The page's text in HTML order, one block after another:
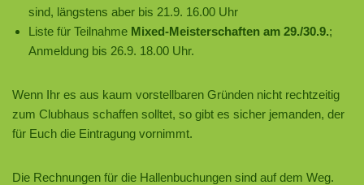
sind, längstens aber bis 21.9. 16.00 Uhr
Liste für Teilnahme Mixed-Meisterschaften am 29./30.9.;
Anmeldung bis 26.9. 18.00 Uhr.
Wenn Ihr es aus kaum vorstellbaren Gründen nicht rechtzeitig
zum Clubhaus schaffen solltet, so gibt es sicher jemanden, der
für Euch die Eintragung vornimmt.
Die Rechnungen für die Hallenbuchungen sind auf dem Weg.